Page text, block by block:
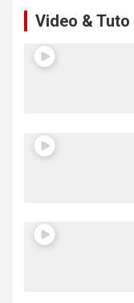
Video & Tuto